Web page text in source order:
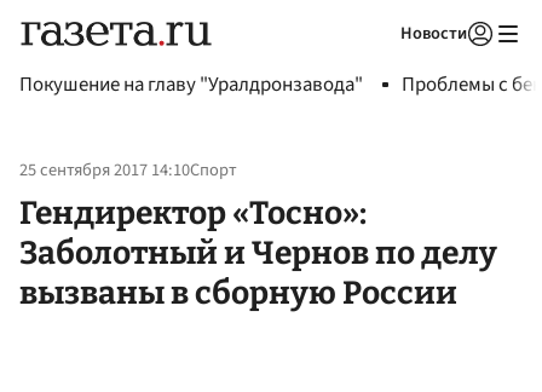
Новости
Покушение на главу "Уралдронзавода" Проблемы с
25 сентября 2017 14:10Спорт
Гендиректор «Тосно»:
Заболотный и Чернов по делу
вызваны в сборную России